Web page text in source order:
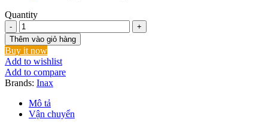
Quantity
Thêm vào giỏ hàng
Buy it now
Add to wishlist
Add to compare
Brands: Inax
Mô tả
Vận chuyển